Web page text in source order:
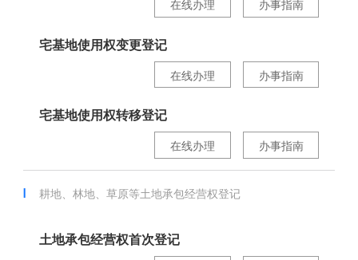
办事指南
在线办理
宅基地使用权变更登记
办事指南
在线办理
宅基地使用权转移登记
办事指南
在线办理
耕地、林地、草原等土地承包经营权登记
土地承包经营权首次登记